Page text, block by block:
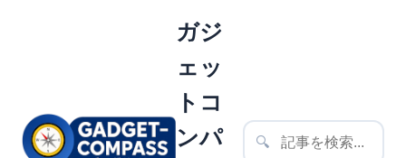
ガジ
ェッ
トコ
ンパ
🔍